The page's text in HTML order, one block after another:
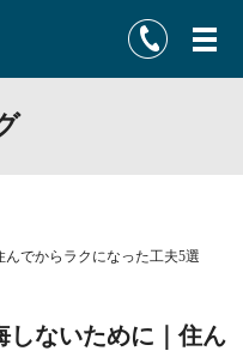
でからラクになった工夫5選
しないために｜住ん